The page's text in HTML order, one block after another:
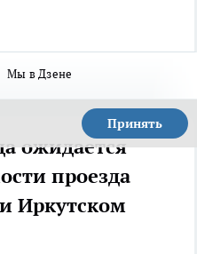
Мы в Дзене
Принять
ожидается
проезда
Иркутском